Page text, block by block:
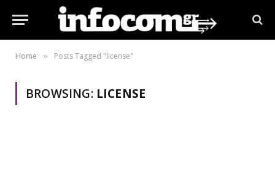
Home » Posts Tagged "license"
BROWSING: LICENSE